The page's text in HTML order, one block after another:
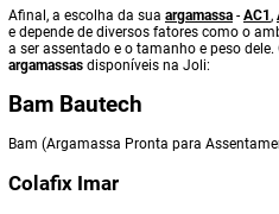
Afinal, a escolha da sua argamassa - AC1 ,
e depende de diversos fatores como o
a ser assentado e o tamanho e peso
argamassas disponíveis na Joli:
Bam Bautech
Bam (Argamassa Pronta para
Colafix Imar